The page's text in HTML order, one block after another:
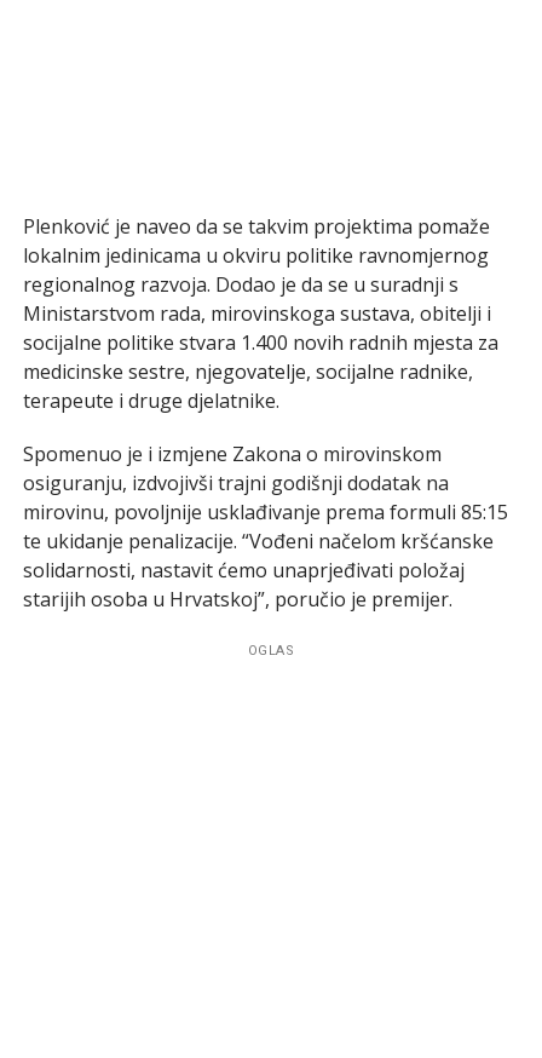
Plenković je naveo da se takvim projektima pomaže
lokalnim jedinicama u okviru politike ravnomjernog
regionalnog razvoja. Dodao je da se u suradnji s
Ministarstvom rada, mirovinskoga sustava, obitelji i
socijalne politike stvara 1.400 novih radnih mjesta za
medicinske sestre, njegovatelje, socijalne radnike,
terapeute i druge djelatnike.
Spomenuo je i izmjene Zakona o mirovinskom
osiguranju, izdvojivši trajni godišnji dodatak na
mirovinu, povoljnije usklađivanje prema formuli 85:15
te ukidanje penalizacije. “Vođeni načelom kršćanske
solidarnosti, nastavit ćemo unaprjeđivati položaj
starijih osoba u Hrvatskoj”, poručio je premijer.
OGLAS